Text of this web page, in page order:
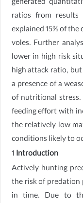
generated
ratios from
explained 15% of
voles. Further
lower in high risk
high attack ratio,
a presence of a
of nutritional
feeding effort with
the relatively low
conditions likely to
1 Introduction
Actively hunting
the risk of
in time. Due to